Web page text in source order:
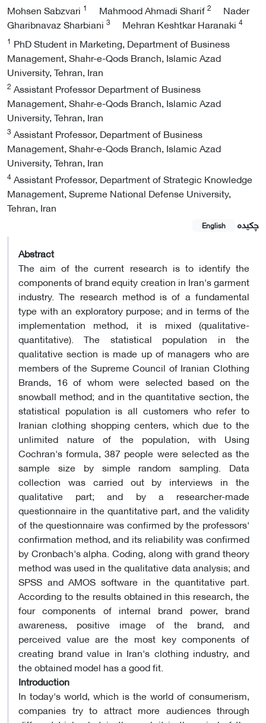
Mohsen Sabzvari 1 Mahmood Ahmadi Sharif2
Nader
Gharibnavaz Sharbiani 3 Mehran Keshtkar Haranaki 4
1 PhD Student in Marketing, Department of Business
Management, Shahr-e-Qods Branch, Islamic Azad
University, Tehran, Iran
2 Assistant Professor Department of Business
Management, Shahr-e-Qods Branch, Islamic Azad
University, Tehran, Iran
3 Assistant Professor, Department of Business
Management, Shahr-e-Qods Branch, Islamic Azad
University, Tehran, Iran
4Assistant Professor, Department of Strategic Knowledge
Management, Supreme National Defense University,
Tehran, Iran
چکیده
English
Abstract
The aim of the current research is to identify the
components of brand equity creation in Iran's garment
industry. The research method is of a fundamental
type with an exploratory purpose; and in terms of the
implementation method, it is mixed (qualitative-
quantitative). The statistical population in the
qualitative section is made up of managers who are
members of the Supreme Council of Iranian Clothing
Brands, 16 of whom were selected based on the
snowball method; and in the quantitative section, the
statistical population is all customers who refer to
Iranian clothing shopping centers, which due to the
unlimited nature of the population, with Using
Cochran's formula, 387 people were selected as the
sample size by simple random sampling. Data
collection was carried out by interviews in the
qualitative part; and by a researcher-made
questionnaire in the quantitative part, and the validity
of the questionnaire was confirmed by the professors'
confirmation method, and its reliability was confirmed
by Cronbach's alpha. Coding, along with grand theory
method was used in the qualitative data analysis; and
SPSS and AMOS software in the quantitative part.
According to the results obtained in this research, the
four components of internal brand power, brand
awareness, positive image of the brand, and
perceived value are the most key components of
creating brand value in Iran's clothing industry, and
the obtained model has a good fit.
Introduction
In today's world, which is the world of consumerism,
companies try to attract more audiences through